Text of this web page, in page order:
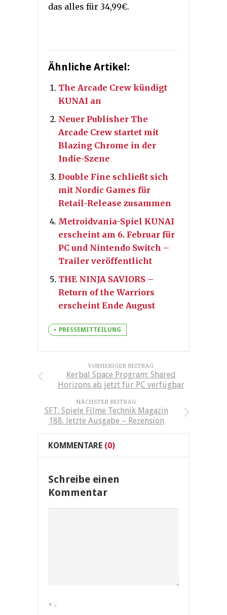
das alles für 34,99€.
Ähnliche Artikel:
The Arcade Crew kündigt
KUNAI an
Neuer Publisher The
Arcade Crew startet mit
Blazing Chrome in der
Indie-Szene
Double Fine schließt sich
mit Nordic Games für
Retail-Release zusammen
Metroidvania-Spiel KUNAI
erscheint am 6. Februar für
PC und Nintendo Switch –
Trailer veröffentlicht
THE NINJA SAVIORS –
Return of the Warriors
erscheint Ende August
PRESSEMITTEILUNG
VORHERIGER BEITRAG
Kerbal Space Program: Shared
Horizons ab jetzt für PC verfügbar
NÄCHSTER BEITRAG
SFT: Spiele Filme Technik Magazin
188. letzte Ausgabe – Rezension
KOMMENTARE (0)
Schreibe einen
Kommentar
* =